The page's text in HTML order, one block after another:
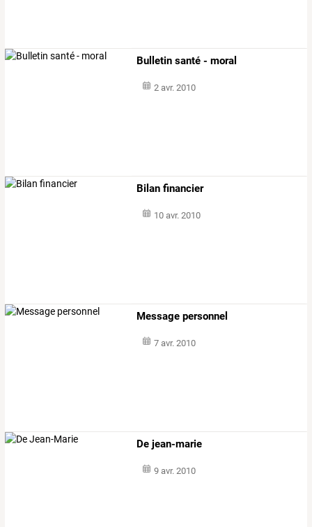
Bulletin santé - moral
2 avr. 2010
Bilan financier
10 avr. 2010
Message personnel
7 avr. 2010
De jean-marie
9 avr. 2010